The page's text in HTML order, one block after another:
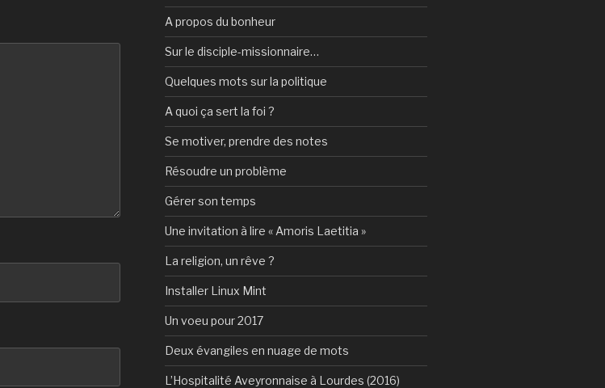
A propos du bonheur
Sur le disciple-missionnaire…
Quelques mots sur la politique
A quoi ça sert la foi ?
Se motiver, prendre des notes
Résoudre un problème
Gérer son temps
Une invitation à lire « Amoris Laetitia »
La religion, un rêve ?
Installer Linux Mint
Un voeu pour 2017
Deux évangiles en nuage de mots
L’Hospitalité Aveyronnaise à Lourdes (2016)